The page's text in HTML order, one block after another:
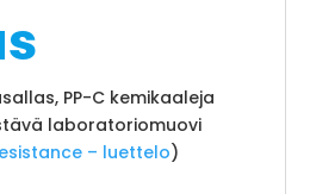
PP-C kemikaaleja
laboratoriomuovi
– luettelo)